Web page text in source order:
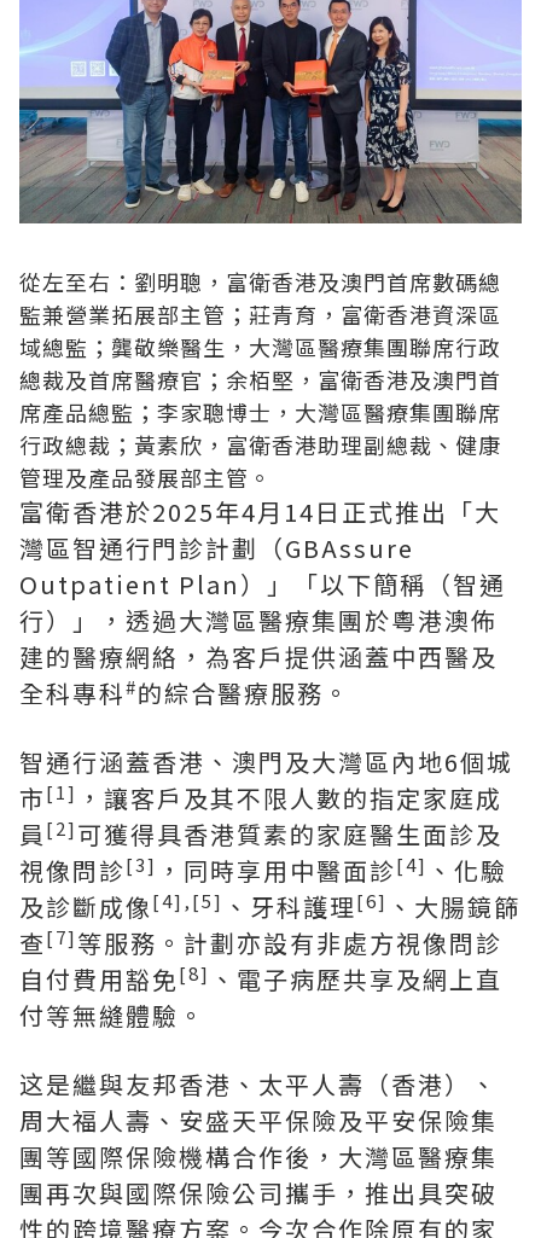
從左至右：劉明聰，富衛香港及澳門首席數碼總
監兼營業拓展部主管；莊青育，富衛香港資深區
域總監；龔敬樂醫生，大灣區醫療集團聯席行政
總裁及首席醫療官；余栢堅，富衛香港及澳門首
席產品總監；李家聰博士，大灣區醫療集團聯席
行政總裁；黃素欣，富衛香港助理副總裁、健康
管理及產品發展部主管。
富衛香港於2025年4月14日正式推出「大
灣區智通行門診計劃（GBAssure
Outpatient Plan）」「以下簡稱（智通
行）」，透過大灣區醫療集團於粵港澳佈
建的醫療網絡，為客戶提供涵蓋中西醫及
全科專科#的綜合醫療服務。
智通行涵蓋香港、澳門及大灣區內地6個城
市[1] ，讓客戶及其不限人數的指定家庭成
員 [2] 可獲得具香港質素的家庭醫生面診及
視像問診[3] ，同時享用中醫面診[4] 、化驗
及診斷成像[4],[5] 、牙科護理[6] 、大腸鏡篩
查[7] 等服務。計劃亦設有非處方視像問診
自付費用豁免[8] 、電子病歷共享及網上直
付等無縫體驗。
这是繼與友邦香港、太平人壽（香港）、
周大福人壽、安盛天平保險及平安保險集
團等國際保險機構合作後，大灣區醫療集
團再次與國際保險公司攜手，推出具突破
性的跨境醫療方案。今次合作除原有的家